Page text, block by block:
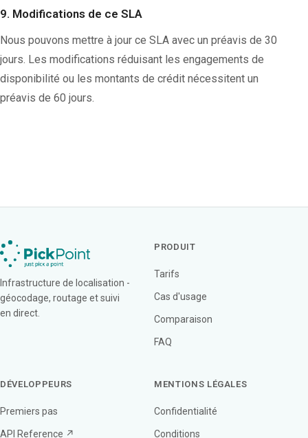
9. Modifications de ce SLA
Nous pouvons mettre à jour ce SLA avec un préavis de 30
jours. Les modifications réduisant les engagements de
disponibilité ou les montants de crédit nécessitent un
préavis de 60 jours.
Infrastructure de localisation -
géocodage, routage et suivi
en direct.
PRODUIT
Tarifs
Cas d'usage
Comparaison
FAQ
DÉVELOPPEURS
Premiers pas
API Reference ↗
MENTIONS LÉGALES
Confidentialité
Conditions